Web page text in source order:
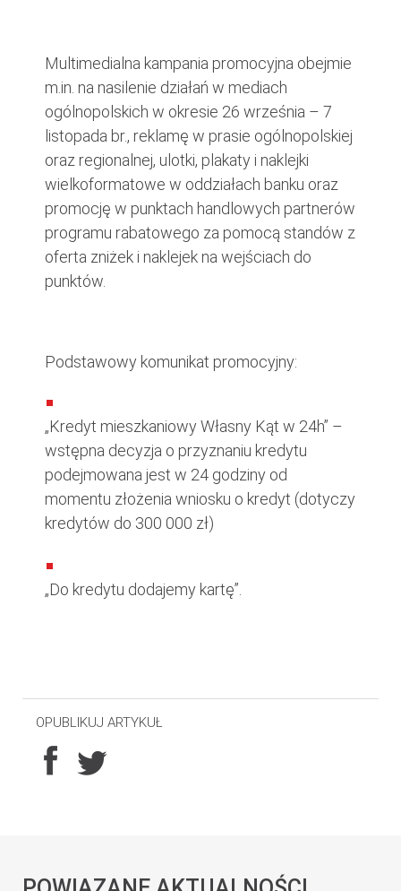
Multimedialna kampania promocyjna obejmie
m.in. na nasilenie działań w mediach
ogólnopolskich w okresie 26 września – 7
listopada br., reklamę w prasie ogólnopolskiej
oraz regionalnej, ulotki, plakaty i naklejki
wielkoformatowe w oddziałach banku oraz
promocję w punktach handlowych partnerów
programu rabatowego za pomocą standów z
oferta zniżek i naklejek na wejściach do
punktów.
Podstawowy komunikat promocyjny:
„Kredyt mieszkaniowy Własny Kąt w 24h” –
wstępna decyzja o przyznaniu kredytu
podejmowana jest w 24 godziny od
momentu złożenia wniosku o kredyt (dotyczy
kredytów do 300 000 zł)
„Do kredytu dodajemy kartę”.
OPUBLIKUJ ARTYKUŁ